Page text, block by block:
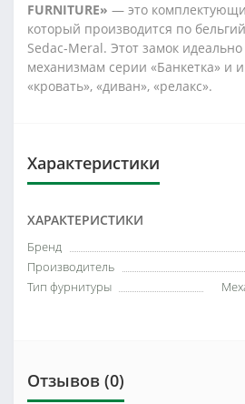
FURNITURE» — это
который производится по
Sedac-Meral. Этот замок
механизмам серии «Банкетка» и
«кровать», «диван», «релакс».
Характеристики
ХАРАКТЕРИСТИКИ
Бренд
Производитель
Тип фурнитуры
Отзывов (0)